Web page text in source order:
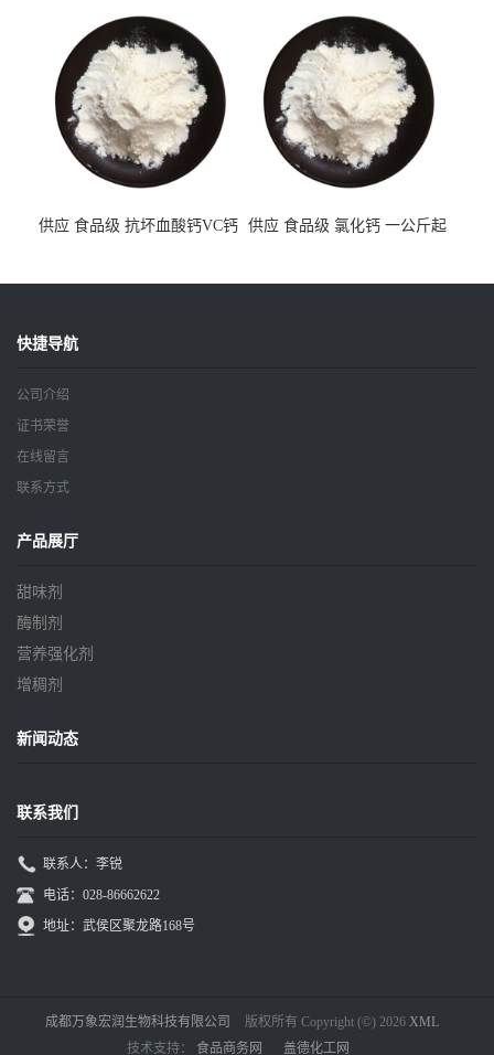
供应 食品级 抗坏血酸钙VC钙 供应 食品级 氯化钙 一公斤起
快捷导航
公司介绍
证书荣誉
在线留言
联系方式
产品展厅
甜味剂
酶制剂
营养强化剂
增稠剂
新闻动态
联系我们
联系人：李锐
电话：028-86662622
地址：武侯区聚龙路168号
成都万象宏润生物科技有限公司 版权所有 Copyright (©) 2026 XML
技术支持： 食品商务网 盖德化工网